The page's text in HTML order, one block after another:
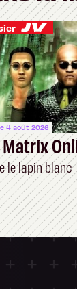
4 août 2026
Matrix
le lapin blanc